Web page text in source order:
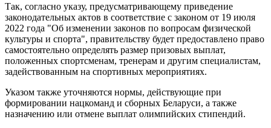
Так, согласно указу, предусматривающему приведение
законодательных актов в соответствие с законом от 19 июля
2022 года "Об изменении законов по вопросам физической
культуры и спорта", правительству будет предоставлено право
самостоятельно определять размер призовых выплат,
положенных спортсменам, тренерам и другим специалистам,
задействованным на спортивных мероприятиях.
Указом также уточняются нормы, действующие при
формировании нацкоманд и сборных Беларуси, а также
назначению или отмене выплат олимпийских стипендий.